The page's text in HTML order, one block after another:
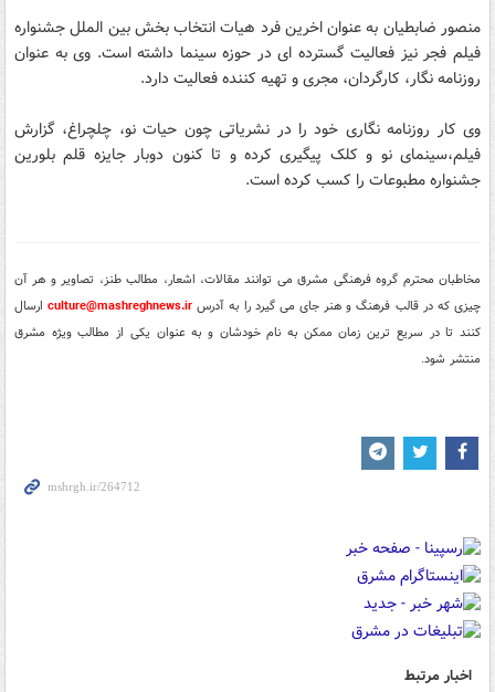
منصور ضابطیان به عنوان اخرین فرد هیات انتخاب بخش بین الملل جشنواره
فیلم فجر نیز فعالیت گسترده ای در حوزه سینما داشته است. وی به عنوان
روزنامه نگار، کارگردان، مجری و تهیه کننده فعالیت دارد.
وی کار روزنامه نگاری خود را در نشریاتی چون حیات نو، چلچراغ، گزارش
فیلم،سینمای نو و کلک پیگیری کرده و تا کنون دوبار جایزه قلم بلورین
جشنواره مطبوعات را کسب کرده است.
مخاطبان محترم گروه فرهنگی مشرق می توانند مقالات، اشعار، مطالب طنز، تصاویر و هر آن
چیزی که در قالب فرهنگ و هنر جای می گیرد را به آدرس culture@mashreghnews.irارسال
کنند تا در سریع ترین زمان ممکن به نام خودشان و به عنوان یکی از مطالب ویژه مشرق
منتشر شود.
اخبار مرتبط